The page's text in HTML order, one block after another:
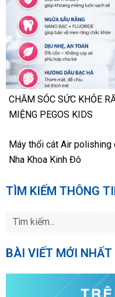
CHĂM SÓC SỨC KHỎE
MIỆNG PEGOS KIDS
Máy thổi cát Air polishing
Nha Khoa Kinh Đô
TÌM KIẾM THÔNG
BÀI VIẾT MỚI NHẤT